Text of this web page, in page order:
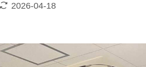
2026-04-18